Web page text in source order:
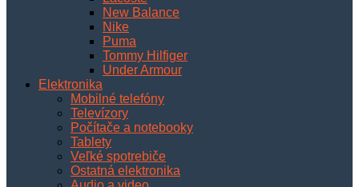
New Balance
Nike
Puma
Tommy Hilfiger
Under Armour
Elektronika
Mobilné telefóny
Televízory
Počítače a notebooky
Tablety
Veľké spotrebiče
Ostatná elektronika